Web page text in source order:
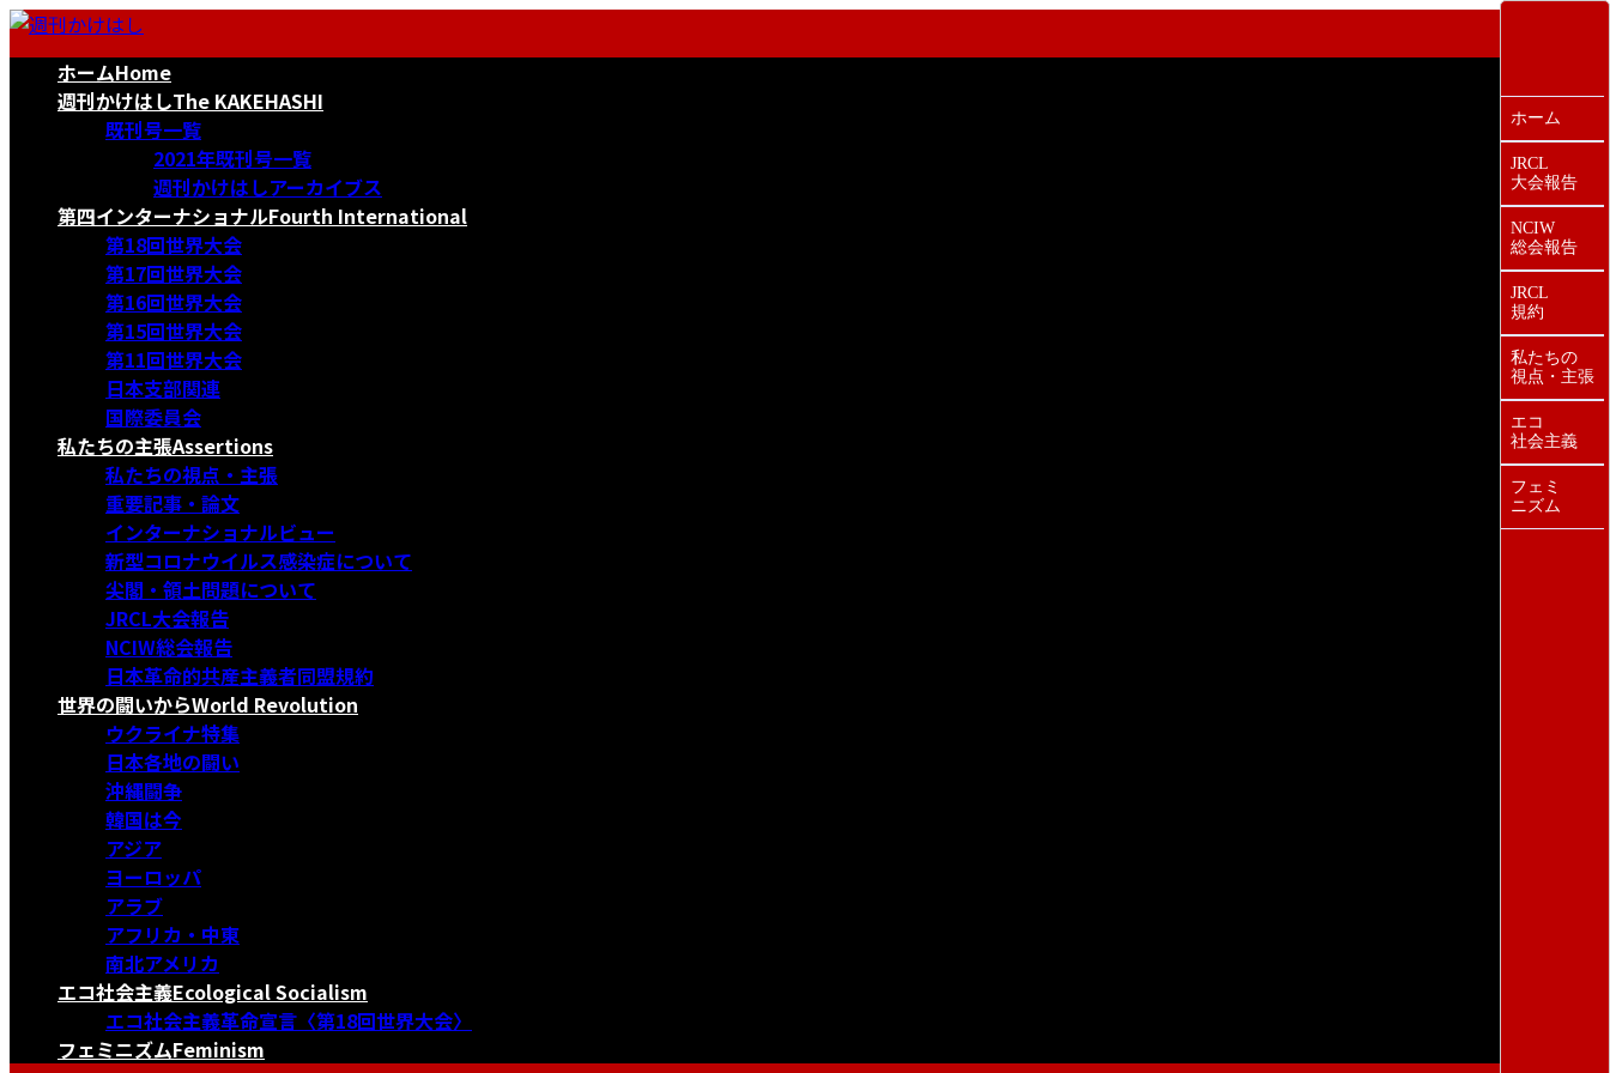
コ
ナ
ホームHome
週刊かけはしThe KAKEHASHI
既刊号一覧
2021年既刊号一覧
週刊かけはしアーカイブス
第四インターナショナルFourth International
第18回世界大会
第17回世界大会
第16回世界大会
第15回世界大会
第11回世界大会
日本支部関連
国際委員会
私たちの主張Assertions
私たちの視点・主張
重要記事・論文
インターナショナルビュー
新型コロナウイルス感染症について
尖閣・領土問題について
JRCL大会報告
NCIW総会報告
日本革命的共産主義者同盟規約
世界の闘いからWorld Revolution
ウクライナ特集
日本各地の闘い
沖縄闘争
韓国は今
アジア
ヨーロッパ
アラブ
アフリカ・中東
南北アメリカ
エコ社会主義Ecological Socialism
エコ社会主義革命宣言〈第18回世界大会〉
フェミニズムFeminism
ホーム
JRCL
大会報告
NCIW
総会報告
JRCL
規約
私たちの
視点・主張
エコ
社会主義
フェミ
ニズム